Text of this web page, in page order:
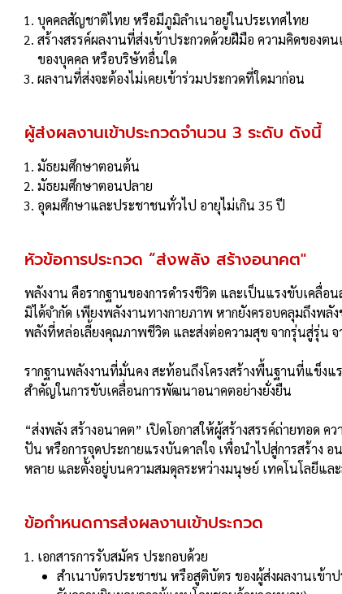
บุคคลสัญชาติไทย หรือมีภูมิลําเนาอยู่ในประเทศไทย
สร้างสรรค์ผลงานที่ส่งเข้าประกวดด้วยฝีมือ ความคิดของต
ของบุคคล หรือบริษัทอื่นใด
ผลงานที่ส่งจะต้องไม่เคยเข้าร่วมประกวดที่ใดมาก่อน
ผู้ส่งผลงานเข้าประกวดจํานวน 3 ระดับ ดังนี้
มัธยมศึกษาตอนต้น
มัธยมศึกษาตอนปลาย
อุดมศึกษาและประชาชนทั่วไป อายุไม่เกิน 35 ปี
หัวข้อการประกวด “ส่งพลัง สร้างอนาคต"
พลังงาน คือรากฐานของการดํารงชีวิต และเป็นแรงขับเคลื่
มิได้จํากัด เพียงพลังงานทางกายภาพ หากยังครอบคลุมถึงพลั
พลังที่หล่อเลี้ยงคุณภาพชีวิต และส่งต่อความสุข จากรุ่นสู่รุ่น
รากฐานพลังงานที่มั่นคง สะท้อนถึงโครงสร้างพื้นฐานที่แข็ง
สําคัญในการขับเคลื่อนการพัฒนาอนาคตอย่างยั่งยืน
“ส่งพลัง สร้างอนาคต” เปิดโอกาสให้ผู้สร้างสรรค์ถ่ายทอด
ปัน หรือการจุดประกายแรงบันดาลใจ เพื่อนําไปสู่การสร้าง
หลาย และตั้งอยู่บนความสมดุลระหว่างมนุษย์ เทคโนโลยีแล
ข้อกําหนดการส่งผลงานเข้าประกวด
เอกสารการรับสมัคร ประกอบด้วย
สำเนาบัตรประชาชน หรือสูติบัตร ของผู้ส่งผลงานเข้า